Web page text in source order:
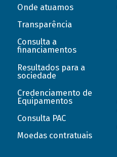
Onde atuamos
Transparência
Consulta a
financiamentos
Resultados para a
sociedade
Credenciamento de
Equipamentos
Consulta PAC
Moedas contratuais